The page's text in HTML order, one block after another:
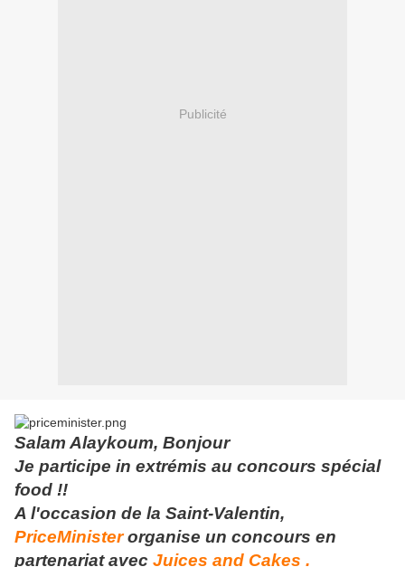
Publicité
Salam Alaykoum, Bonjour
Je participe in extrémis au concours spécial
food !!
A l'occasion de la Saint-Valentin,
PriceMinisterorganise un concours en
partenariat avec Juices and Cakes .